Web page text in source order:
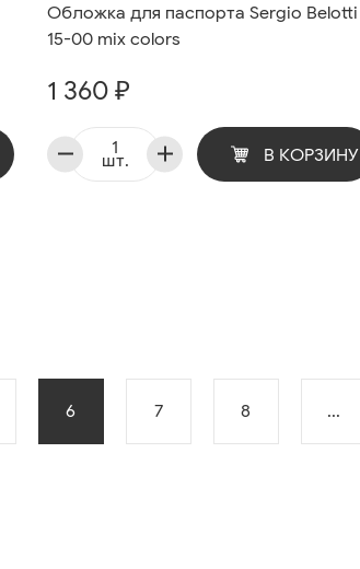
Обложка для паспорта Sergio Belotti
15-00 mix colors
1 360 ₽
шт. В КОРЗИНУ
6 7 8 ...